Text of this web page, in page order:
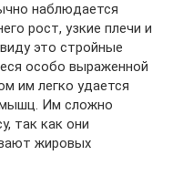
наблюдается
рост, узкие плечи и
это стройные
особо выраженной
им легко удается
Им сложно
так как они
жировых